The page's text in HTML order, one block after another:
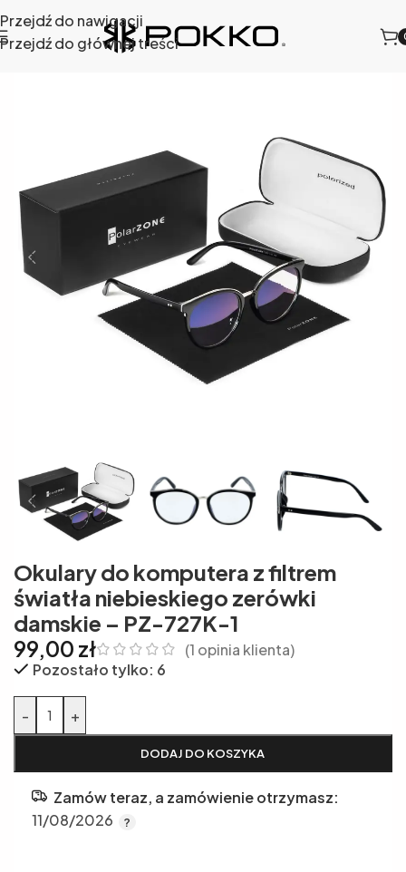
Przejdź do nawigacji
Przejdź do głównej treści
Okulary do komputera z filtrem
światła niebieskiego zerówki
damskie – PZ-727K-1
99,00 zł (1 opinia klienta)
Pozostało tylko: 6
- +
DODAJ DO KOSZYKA
Alternative:
Zamów teraz, a zamówienie otrzymasz:
11/08/2026